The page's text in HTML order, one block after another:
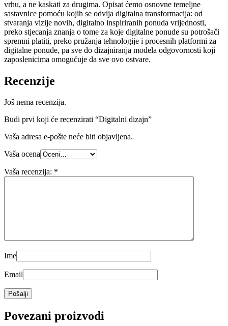
vrhu, a ne kaskati za drugima. Opisat ćemo osnovne temeljne
sastavnice pomoću kojih se odvija digitalna transformacija: od
stvaranja vizije novih, digitalno inspiriranih ponuda vrijednosti,
preko stjecanja znanja o tome za koje digitalne ponude su potrošači
spremni platiti, preko pružanja tehnologije i procesnih platformi za
digitalne ponude, pa sve do dizajniranja modela odgovornosti koji
zaposlenicima omogućuje da sve ovo ostvare.
Recenzije
Još nema recenzija.
Budi prvi koji će recenzirati “Digitalni dizajn”
Vaša adresa e-pošte neće biti objavljena.
Vaša ocena
Vaša recenzija: *
Ime
Email
Povezani proizvodi